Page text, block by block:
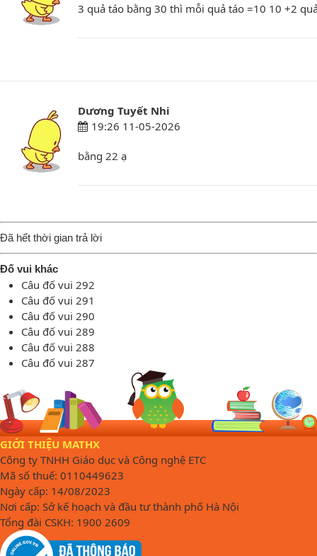
3 quả táo bằng 30 thì mỗi quả táo =10 10 +2
Dương Tuyết Nhi
19:26 11-05-2026
bằng 22 ạ
Đã hết thời gian trả lời
Đố vui khác
Câu đố vui 292
Câu đố vui 291
Câu đố vui 290
Câu đố vui 289
Câu đố vui 288
Câu đố vui 287
GIỚI THIỆU MATHX
Công ty TNHH Giáo dục và Công nghệ ETC
Mã số thuế: 0110449623
Ngày cấp: 14/08/2023
Nơi cấp: Sở kế hoạch và đầu tư thành phố Hà Nội
Tổng đài CSKH: 1900 2609